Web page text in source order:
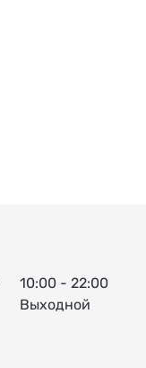
10:00 - 22:00
Выходной